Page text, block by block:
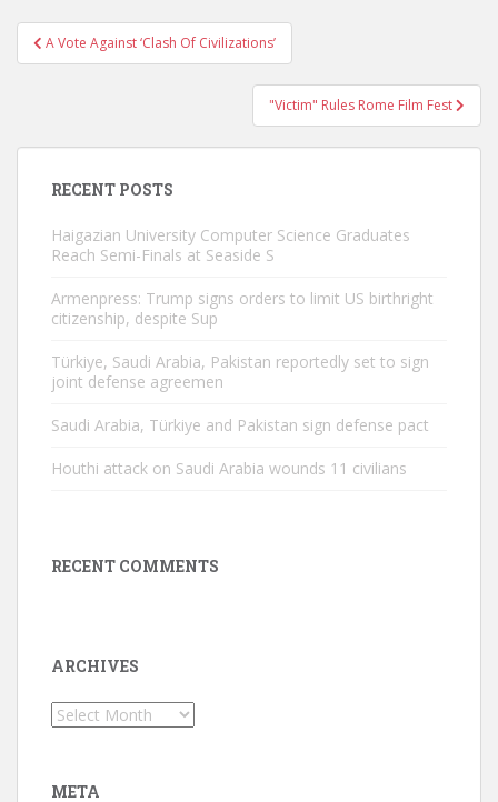
Post
navigation
A Vote Against ‘Clash Of Civilizations’
"Victim" Rules Rome Film Fest
RECENT POSTS
Haigazian University Computer Science Graduates
Reach Semi-Finals at Seaside S
Armenpress: Trump signs orders to limit US birthright
citizenship, despite Sup
Türkiye, Saudi Arabia, Pakistan reportedly set to sign
joint defense agreemen
Saudi Arabia, Türkiye and Pakistan sign defense pact
Houthi attack on Saudi Arabia wounds 11 civilians
RECENT COMMENTS
ARCHIVES
Archives
META